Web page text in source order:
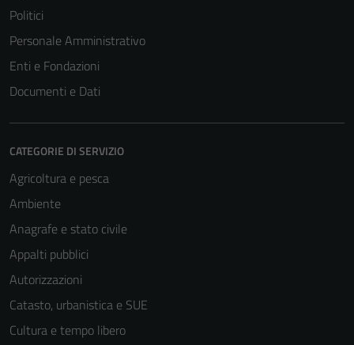
Politici
Personale Amministrativo
Enti e Fondazioni
Documenti e Dati
CATEGORIE DI SERVIZIO
Agricoltura e pesca
Ambiente
Anagrafe e stato civile
Appalti pubblici
Autorizzazioni
Catasto, urbanistica e SUE
Cultura e tempo libero